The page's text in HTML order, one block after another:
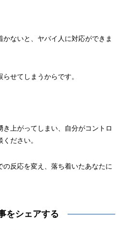
かないと、ヤバイ人に対応ができま
せてしまうからです。
上がってしまい、自分がコントロ
ださい。
反応を変え、落ち着いたあなたに
をシェアする